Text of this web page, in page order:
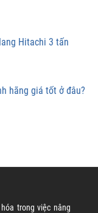
Hitachi 3 tấn
hãng giá tốt ở đâu?
trong việc nâng